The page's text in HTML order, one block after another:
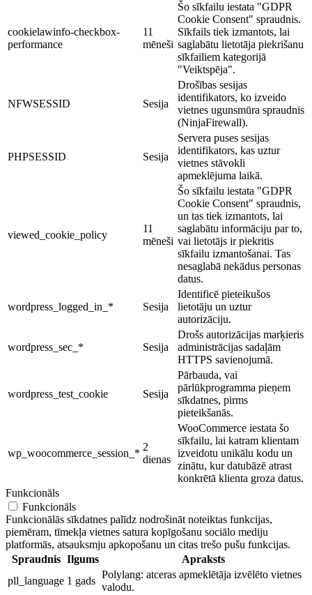
cookielawinfo-checkbox-
performance
11
mēneši
Šo sīkfailu iestata "GDPR
Cookie Consent" spraudnis.
Sīkfails tiek izmantots, lai
saglabātu lietotāja piekrišanu
sīkfailiem kategorijā
"Veiktspēja".
NFWSESSID Sesija
Drošības sesijas
identifikators, ko izveido
vietnes ugunsmūra spraudnis
(NinjaFirewall).
PHPSESSID Sesija
Servera puses sesijas
identifikators, kas uztur
vietnes stāvokli
apmeklējuma laikā.
viewed_cookie_policy
11
mēneši
Šo sīkfailu iestata "GDPR
Cookie Consent" spraudnis,
un tas tiek izmantots, lai
saglabātu informāciju par to,
vai lietotājs ir piekritis
sīkfailu izmantošanai. Tas
nesaglabā nekādus personas
datus.
wordpress_logged_in_* Sesija
Identificē pieteikušos
lietotāju un uztur
autorizāciju.
wordpress_sec_* Sesija
Drošs autorizācijas marķieris
administrācijas sadaļām
HTTPS savienojumā.
wordpress_test_cookie Sesija
Pārbauda, vai
pārlūkprogramma pieņem
sīkdatnes, pirms
pieteikšanās.
wp_woocommerce_session_*
2
dienas
WooCommerce iestata šo
sīkfailu, lai katram klientam
izveidotu unikālu kodu un
zinātu, kur datubāzē atrast
konkrētā klienta groza datus.
Funkcionāls
Funkcionāls
Funkcionālās sīkdatnes palīdz nodrošināt noteiktas funkcijas,
piemēram, tīmekļa vietnes satura kopīgošanu sociālo mediju
platformās, atsauksmju apkopošanu un citas trešo pušu funkcijas.
Spraudnis Ilgums
Apraksts
pll_language 1 gads
Polylang: atceras apmeklētāja izvēlēto vietnes
valodu.